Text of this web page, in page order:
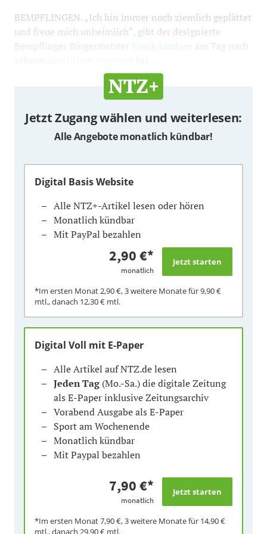
BEMPFLINGEN. „Ich bin immer noch ziemlich geplättet
und freue mich unheimlich“, gibt der designierte
Bempflinger Bürgermeister Frank Lindner am Tag nach
Jetzt Zugang wählen und weiterlesen:
Alle Angebote monatlich kündbar!
Digital Basis Website
Alle NTZ+-Artikel lesen oder hören
Monatlich kündbar
Mit PayPal bezahlen
2,90 €*
monatlich
*Im ersten Monat2,90 €, 3 weitere Monate für9,90 €
mtl., danach 12,30 € mtl.
Digital Voll mit E-Paper
Alle Artikel auf NTZ.de lesen
Jeden Tag(Mo.-Sa.) die digitale Zeitung
als E-Paper inklusive Zeitungsarchiv
Vorabend Ausgabe als E-Paper
Sport am Wochenende
Monatlich kündbar
Mit Paypal bezahlen
7,90 €*
monatlich
*Im ersten Monat7,90 €, 3 weitere Monate für 14,90 €
mtl., danach 29,90 € mtl.